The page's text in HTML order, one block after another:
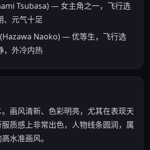
Tsubasa) — 女主角之一，飞行选
、元气十足
Naoko) — 优等生，飞行选
，外冷内热
画风清新、色彩明亮，尤其在表现天
质感上非常出色，人物线条圆润，属
水准画风。